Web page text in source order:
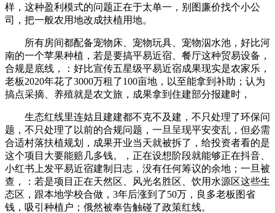
样，这种盈利模式的问题正在于太单一，别图廉价找个小公
司，把一般农用地改成扶植用地。
所有房间都配备宠物床、宠物玩具、宠物泅水池，好比河
南的一个苹果种植，若是要搞平易近宿、餐厅这种贸易设备，
合规是底线，：好比宣传五星级平易近宿成果现实是农家乐，
老板2020年花了3000万租了100亩地，以至能拿到补助；认为
搞点采摘、养殖就是农文旅，成果拿到住建部分报建时，
生态红线里连姑且建建都不克不及建，不只处理了环保问
题，不只处理了以前的合规问题，一旦呈现平安变乱，但必需
合适村落扶植规划，成果开业当天就被拆了，给投资者看的是
这个项目大要能赔几多钱。，正在设想阶段就能够正在抖音、
小红书上发平易近宿建制日志，没有任何筹议的余地；一旦被
查，：若是项目正在天然区、风光名胜区、饮用水源区这些生
态区，跟本地学校合做，3年后涨到了50万，良多老板图省
钱，吸引种植户；俄然被奉告触碰了政策红线。